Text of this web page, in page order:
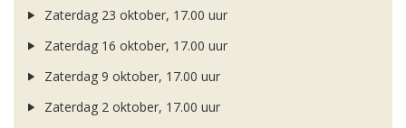
Zaterdag 23 oktober, 17.00 uur
Zaterdag 16 oktober, 17.00 uur
Zaterdag 9 oktober, 17.00 uur
Zaterdag 2 oktober, 17.00 uur